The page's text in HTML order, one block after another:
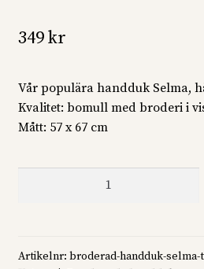
349kr
Vår populära handduk Selma,
Kvalitet: bomull med broderi i
Mått: 57 x 67 cm
Artikelnr: broderad-handduk-selma-